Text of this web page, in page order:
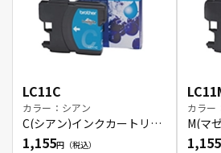
LC11C
カラー：シアン
C(シアン)インクカートリッ
ジ
1,155
カラー
M(マ
ッジ
1,155